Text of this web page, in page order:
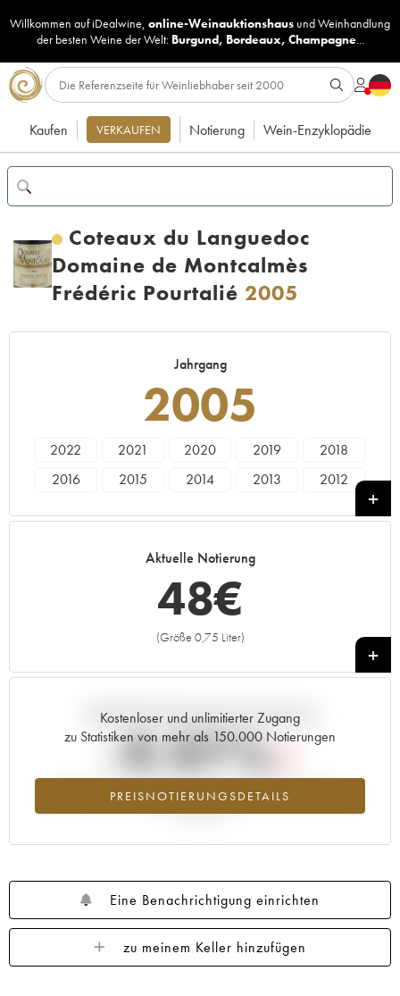
Willkommen auf iDealwine, online-Weinauktionshaus undWeinhandlung
der besten Weine der Welt: Burgund, Bordeaux, Champagne...
Kaufen VERKAUFEN Notierung Wein-Enzyklopädie
Coteaux du Languedoc
Domaine de Montcalmès
Frédéric Pourtalié 2005
Jahrgang
2005
2022 2021 2020 2019
2018
2016
2015 2014 2013
2012
Aktuelle Notierung
48€
(Größe 0,75 Liter)
+
Kostenloser und unlimitierter Zugang
zu Statistiken von mehr als 150.000 Notierungen
PREISNOTIERUNGSDETAILS
Aktuelle Entwicklung der Preisnotierung
-9.97%
Preisabfall des Jahrgangs 2005 im Jahr 2026 im Vergleich zum
Eine Benachrichtigung einrichten
zu meinem Keller hinzufügen